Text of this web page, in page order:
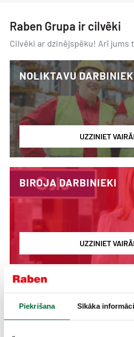
Piekrišana Sīkāka
Raben Grupa ir cilvēki
Cilvēki ar dzinējspēku! Arī jums
NOLIKTAVU
UZZINIET
BIROJA DARBINIEKI
UZZINIET